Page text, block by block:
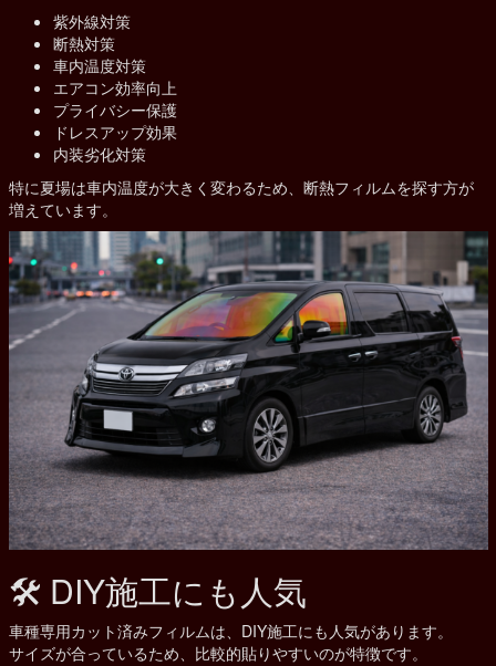
紫外線対策
断熱対策
車内温度対策
エアコン効率向上
プライバシー保護
ドレスアップ効果
内装劣化対策
特に夏場は車内温度が大きく変わるため、断熱フィルムを探す方が
増えています。
🛠 DIY施工にも人気
車種専用カット済みフィルムは、DIY施工にも人気があります。
サイズが合っているため、比較的貼りやすいのが特徴です。